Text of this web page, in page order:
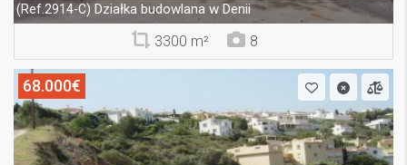
(Ref.2914-C) Działka budowlana w Denii
3300 m² 8
68.000€